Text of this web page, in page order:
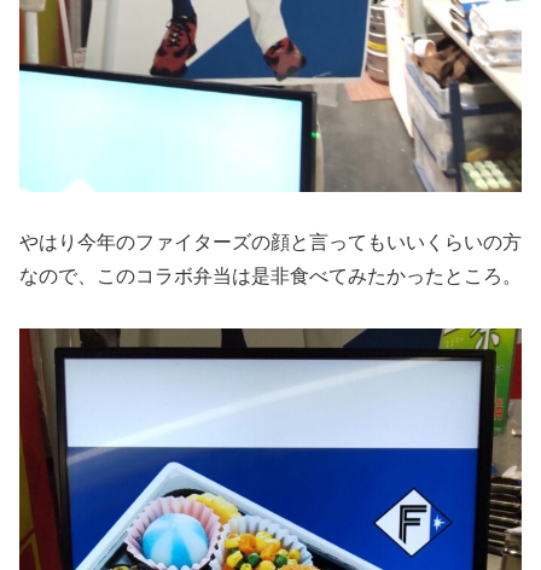
やはり今年のファイターズの顔と言ってもいいくらいの方
なので、このコラボ弁当は是非食べてみたかったところ。